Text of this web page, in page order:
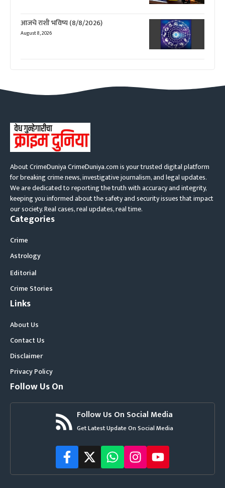
आजचे राशी भविष्य (8/8/2026)
August 8, 2026
About CrimeDuniya CrimeDuniya.com is your trusted digital platform
for breaking crime news, investigative journalism, and legal updates.
We are dedicated to reporting the truth with accuracy and integrity,
keeping you informed about the safety and security issues that impact
our society. Real cases, real updates, real time.
Categories
Crime
Astrology
Editorial
Crime Stories
Links
About Us
Contact Us
Disclaimer
Privacy Policy
Follow Us On
Follow Us On Social Media
Get Latest Update On Social Media